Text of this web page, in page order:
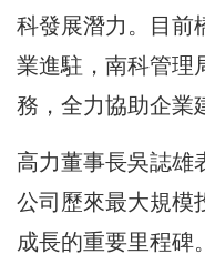
科發展潛力。目前
業進駐，南科管理
務，全力協助企業
高力董事長吳誌雄
公司歷來最大規模
成長的重要里程碑